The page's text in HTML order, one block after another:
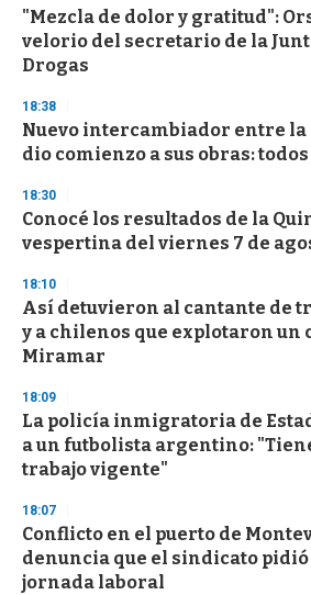
s
o
f
3
s
e
c
o
d
s
"Mezcla de dolor y gratitud":
velorio del secretario de la
Drogas
18:38
Nuevo intercambiador entre la
dio comienzo a sus obras:
18:30
Conocé los resultados de la
vespertina del viernes 7 de
18:10
Así detuvieron al cantante de
y a chilenos que explotaron un
Miramar
18:09
La policía inmigratoria de
a un futbolista argentino:
trabajo vigente"
18:07
Conflicto en el puerto de
denuncia que el sindicato
jornada laboral